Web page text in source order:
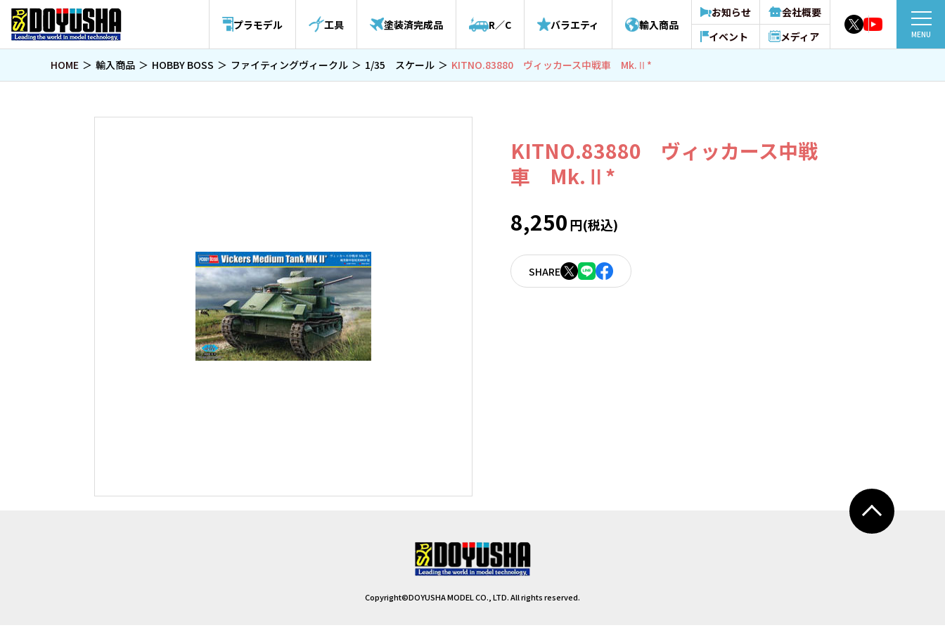
プラモデル 工具 塗装済完成品 R／C バラエティ 輸入商品
お知らせ
イベント
会社概要
メディア
MENU
HOME 輸入商品 HOBBY BOSS ファイティングヴィークル 1/35 スケール KITNO.83880 ヴィッカース中戦車 Mk.Ⅱ*
KITNO.83880 ヴィッカース中戦
車 Mk.Ⅱ*
8,250円(税込)
SHARE
Copyright©DOYUSHA MODEL CO., LTD. All rights reserved.